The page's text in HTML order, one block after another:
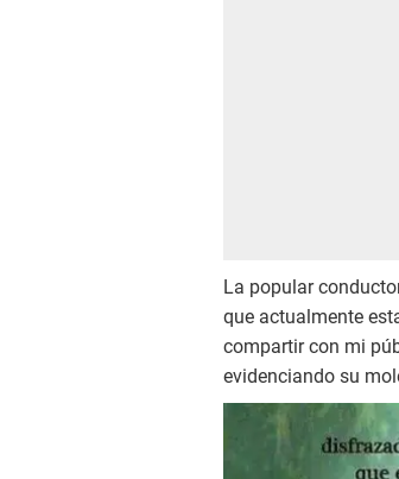
La popular
que actualmente
compartir con mi
evidenciando su